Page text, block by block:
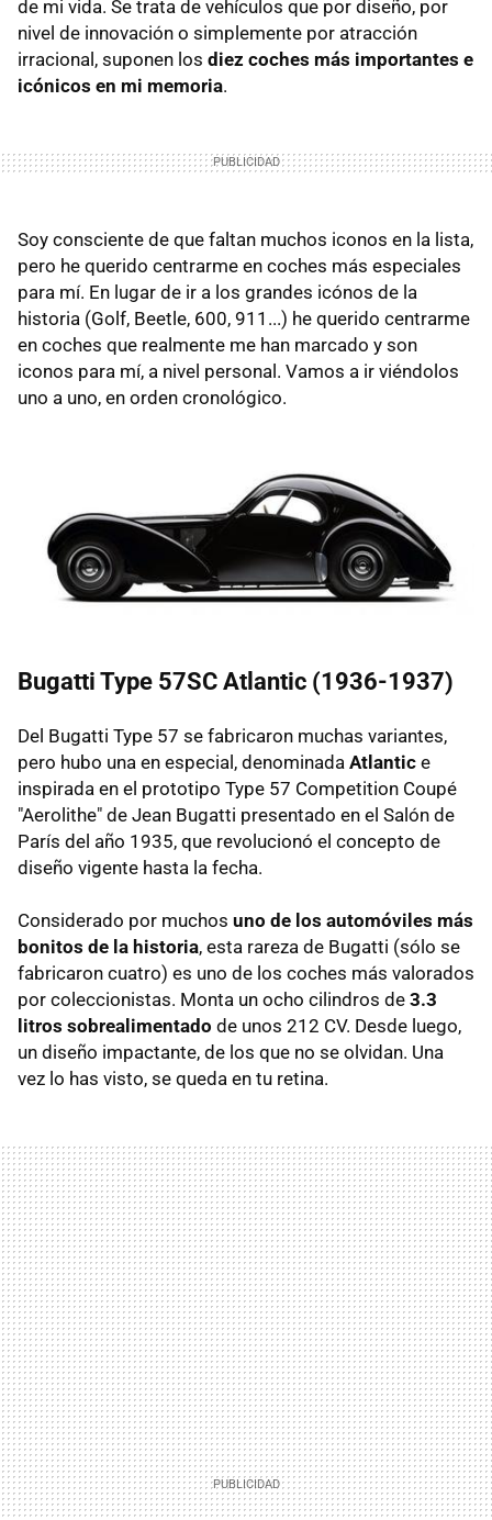
de mi vida. Se trata de vehículos que por diseño, por
nivel de innovación o simplemente por atracción
irracional, suponen los diez coches más importantes e
icónicos en mi memoria.
Soy consciente de que faltan muchos iconos en la lista,
pero he querido centrarme en coches más especiales
para mí. En lugar de ir a los grandes icónos de la
historia (Golf, Beetle, 600, 911...) he querido centrarme
en coches que realmente me han marcado y son
iconos para mí, a nivel personal. Vamos a ir viéndolos
uno a uno, en orden cronológico.
Bugatti Type 57SC Atlantic (1936-1937)
Del Bugatti Type 57 se fabricaron muchas variantes,
pero hubo una en especial, denominada Atlantic e
inspirada en el prototipo Type 57 Competition Coupé
"Aerolithe" de Jean Bugatti presentado en el Salón de
París del año 1935, que revolucionó el concepto de
diseño vigente hasta la fecha.
Considerado por muchos uno de los automóviles más
bonitos de la historia, esta rareza de Bugatti (sólo se
fabricaron cuatro) es uno de los coches más valorados
por coleccionistas. Monta un ocho cilindros de 3.3
litros sobrealimentado de unos 212 CV. Desde luego,
un diseño impactante, de los que no se olvidan. Una
vez lo has visto, se queda en tu retina.